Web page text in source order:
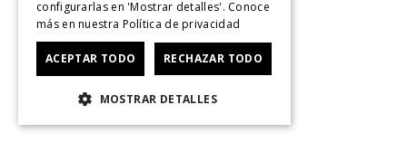
configurarlas en 'Mostrar detalles'. Conoce
más en nuestra Política de privacidad
ACEPTAR TODO RECHAZAR TODO
MOSTRAR DETALLES